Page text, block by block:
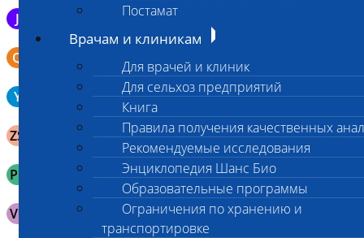
Постамат
Врачам и клиникам
Для врачей и клиник
Для сельхоз предприятий
Книга
Правила получения качественных
Рекомендуемые исследования
Энциклопедия Шанс Био
Образовательные программы
Ограничения по хранению и
транспортировке
J Эякулят в стерильном контейнере
Q
Бронхо-альвеолярный лаваж в контейнере или шприце (5-
Y
Биоптат слизистой желудка в пробирку Эппендорфа (с
физраствором 0.5 мл)
ZS
Сыворотка крови в пробирке без активаторов
свертывания/разделительного геля или в пробирке типа
эппендорф
PL
Плазма с ЭДТА в пробирке без активаторов свертывания/
разделительного геля или в пробирке типа эппендорф
VL Выпотная жидкость в пробирке с ЭДТА